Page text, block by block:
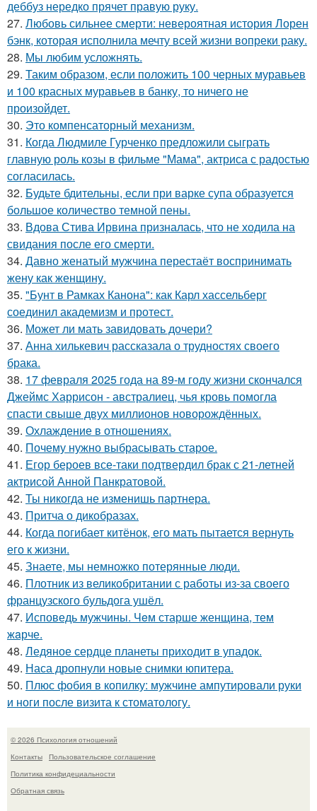
деббуз нередко прячет правую руку.
27. Любовь сильнее смерти: невероятная история Лорен
бэнк, которая исполнила мечту всей жизни вопреки раку.
28. Мы любим усложнять.
29. Таким образом, если положить 100 черных муравьев
и 100 красных муравьев в банку, то ничего не
произойдет.
30. Это компенсаторный механизм.
31. Когда Людмиле Гурченко предложили сыграть
главную роль козы в фильме "Мама", актриса с радостью
согласилась.
32. Будьте бдительны, если при варке супа образуется
большое количество темной пены.
33. Вдова Стива Ирвина призналась, что не ходила на
свидания после его смерти.
34. Давно женатый мужчина перестаёт воспринимать
жену как женщину.
35. "Бунт в Рамках Канона": как Карл хассельберг
соединил академизм и протест.
36. Может ли мать завидовать дочери?
37. Анна хилькевич рассказала о трудностях своего
брака.
38. 17 февраля 2025 года на 89-м году жизни скончался
Джеймс Харрисон - австралиец, чья кровь помогла
спасти свыше двух миллионов новорождённых.
39. Охлаждение в отношениях.
40. Почему нужно выбрасывать старое.
41. Егор бероев все-таки подтвердил брак с 21-летней
актрисой Анной Панкратовой.
42. Ты никогда не изменишь партнера.
43. Притча о дикобразах.
44. Когда погибает китёнок, его мать пытается вернуть
его к жизни.
45. Знаете, мы немножко потерянные люди.
46. Плотник из великобритании с работы из-за своего
французского бульдога ушёл.
47. Исповедь мужчины. Чeм старше женщина, тем
жaрче.
48. Ледяное сердце планеты приходит в упадок.
49. Наса дропнули новые снимки юпитера.
50. Плюс фобия в копилку: мужчине ампутировали руки
и ноги после визита к стоматологу.
© 2026 Психология отношений
Контакты
Пользовательское соглашение
Политика конфидециальности
Обратная связь